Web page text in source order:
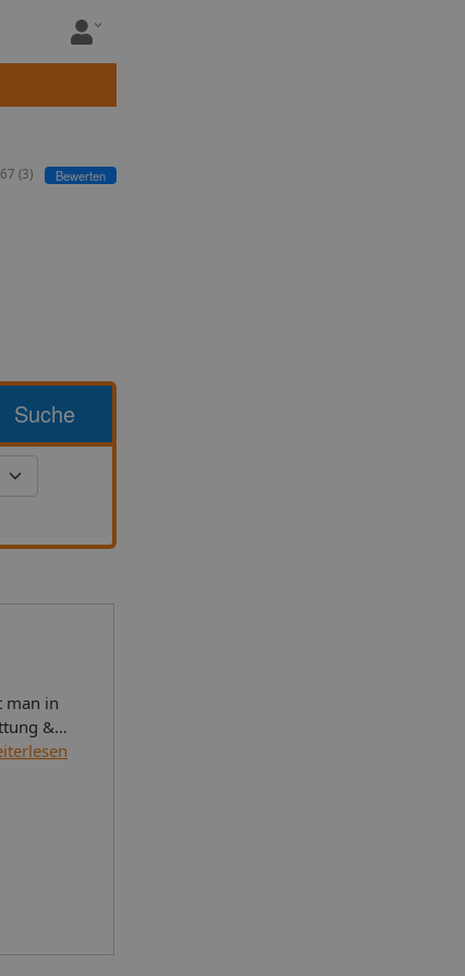
(3) Bewerten
Suche
man in
&